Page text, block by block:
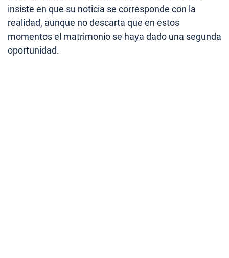
insiste en que su noticia se corresponde con la
realidad, aunque no descarta que en estos
momentos el matrimonio se haya dado una segunda
oportunidad.